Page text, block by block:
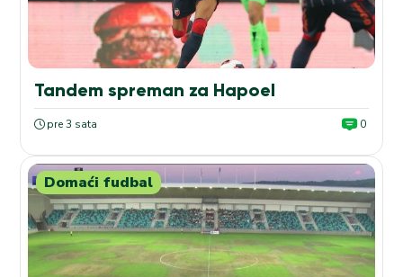
Tandem spreman za Hapoel
pre 3 sata 0
Domaći fudbal